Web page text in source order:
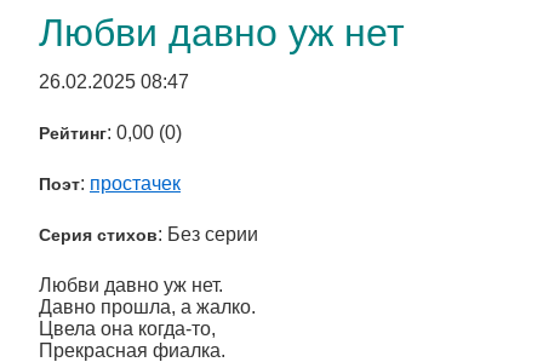
Любви давно уж нет
26.02.2025 08:47
Рейтинг: 0,00 (0)
Поэт: простачек
Серия стихов: Без серии
Любви давно уж нет.
Давно прошла, а жалко.
Цвела она когда-то,
Прекрасная фиалка.